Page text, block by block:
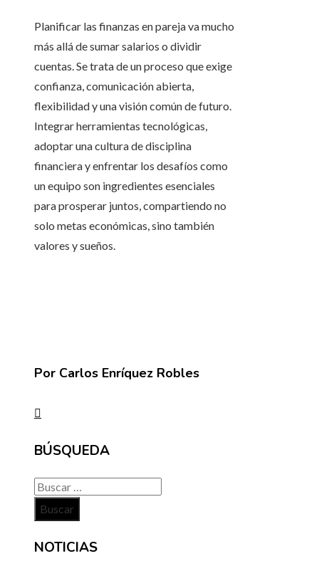
Planificar las finanzas en pareja va mucho
más allá de sumar salarios o dividir
cuentas. Se trata de un proceso que exige
confianza, comunicación abierta,
flexibilidad y una visión común de futuro.
Integrar herramientas tecnológicas,
adoptar una cultura de disciplina
financiera y enfrentar los desafíos como
un equipo son ingredientes esenciales
para prosperar juntos, compartiendo no
solo metas económicas, sino también
valores y sueños.
Por Carlos Enríquez Robles
BÚSQUEDA
Buscar:
NOTICIAS